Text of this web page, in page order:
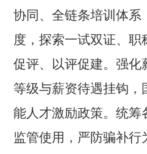
协同、全链条培训体系
度，探索一试双证、职
促评、以评促建。强化
等级与薪资待遇挂钩，
能人才激励政策。统筹
监管使用，严防骗补